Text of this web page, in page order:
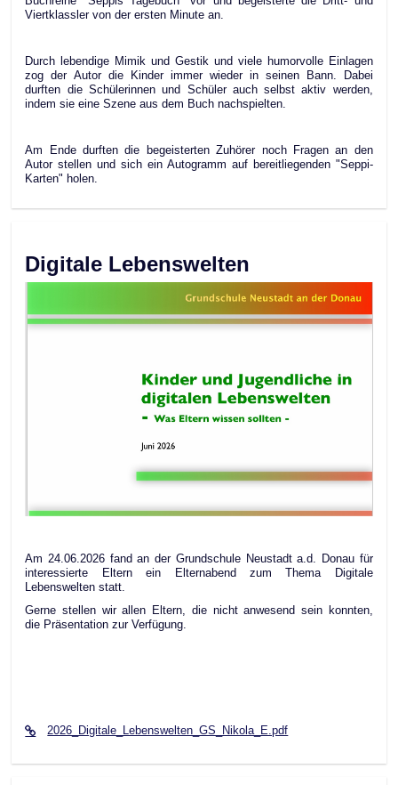
Viertklassler von der ersten Minute an.
Durch lebendige Mimik und Gestik und viele humorvolle Einlagen
zog der Autor die Kinder immer wieder in seinen Bann. Dabei
durften die Schülerinnen und Schüler auch selbst aktiv werden,
indem sie eine Szene aus dem Buch nachspielten.
Am Ende durften die begeisterten Zuhörer noch Fragen an den
Autor stellen und sich ein Autogramm auf bereitliegenden "Seppi-
Karten" holen.
Digitale Lebenswelten
Am 24.06.2026 fand an der Grundschule Neustadt a.d. Donau für
interessierte Eltern ein Elternabend zum Thema Digitale
Lebenswelten statt.
Gerne stellen wir allen Eltern, die nicht anwesend sein konnten,
die Präsentation zur Verfügung.
2026_Digitale_Lebenswelten_GS_Nikola_E.pdf